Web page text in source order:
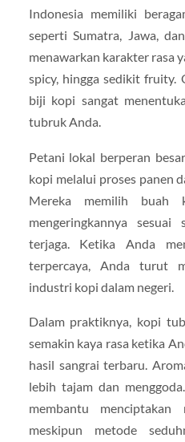
Indonesia memiliki
seperti Sumatra, Jawa,
menawarkan karakter rasa
spicy, hingga sedikit fruity.
biji kopi sangat
tubruk Anda.
Petani lokal berperan
kopi melalui proses panen
Mereka memilih buah
mengeringkannya
terjaga. Ketika Anda
terpercaya, Anda turut
industri kopi dalam negeri.
Dalam praktiknya, kopi
semakin kaya rasa ketika
hasil sangrai terbaru.
lebih tajam dan
membantu
meskipun metode